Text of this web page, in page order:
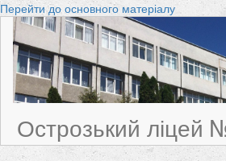
Перейти до основного матеріалу
Острозький ліцей